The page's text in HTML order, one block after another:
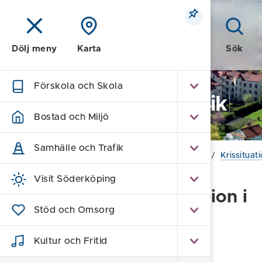
Meny Sök
Dölj meny Karta
Förskola och Skola
Bostad och Miljö
Samhälle och Trafik
Visit Söderköping
Stöd och Omsorg
Kultur och Fritid
Kommun och Politik
Hem /
Övergripande information i
samband med läget
i Ukraina